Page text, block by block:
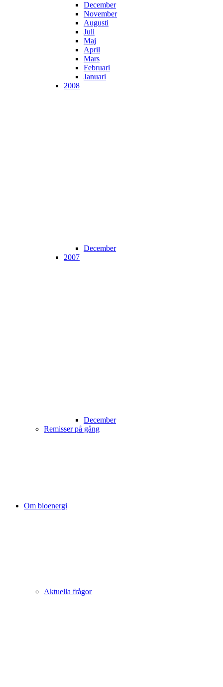
December
November
Augusti
Juli
Maj
April
Mars
Februari
Januari
2008
December
2007
December
Remisser på gång
Om bioenergi
Aktuella frågor